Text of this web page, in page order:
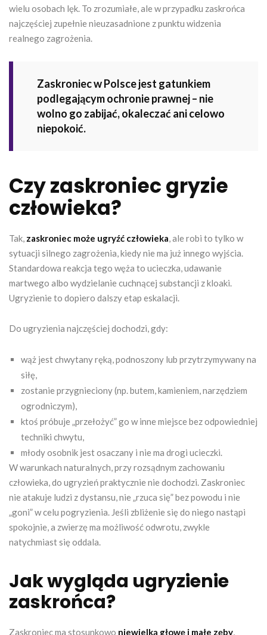
wielu osobach lęk. To zrozumiałe, ale w przypadku zaskrońca
najczęściej zupełnie nieuzasadnione z punktu widzenia
realnego zagrożenia.
Zaskroniec w Polsce jest gatunkiem
podlegającym ochronie prawnej – nie
wolno go zabijać, okaleczać ani celowo
niepokoić.
Czy zaskroniec gryzie
człowieka?
Tak, zaskroniec może ugryźć człowieka, ale robi to tylko w
sytuacji silnego zagrożenia, kiedy nie ma już innego wyjścia.
Standardowa reakcja tego węża to ucieczka, udawanie
martwego albo wydzielanie cuchnącej substancji z kloaki.
Ugryzienie to dopiero dalszy etap eskalacji.
Do ugryzienia najczęściej dochodzi, gdy:
wąż jest chwytany ręką, podnoszony lub przytrzymywany na
siłę,
zostanie przygnieciony (np. butem, kamieniem, narzędziem
ogrodniczym),
ktoś próbuje „przełożyć” go w inne miejsce bez odpowiedniej
techniki chwytu,
młody osobnik jest osaczany i nie ma drogi ucieczki.
W warunkach naturalnych, przy rozsądnym zachowaniu
człowieka, do ugryzień praktycznie nie dochodzi. Zaskroniec
nie atakuje ludzi z dystansu, nie „rzuca się” bez powodu i nie
„goni” w celu pogryzienia. Jeśli zbliżenie się do niego nastąpi
spokojnie, a zwierzę ma możliwość odwrotu, zwykle
natychmiast się oddala.
Jak wygląda ugryzienie
zaskrońca?
Zaskroniec ma stosunkowo niewielką głowę i małe zęby,